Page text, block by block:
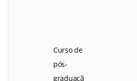
Curso de
pós-
graduaçã